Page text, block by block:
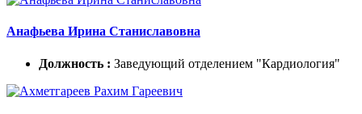
Анафьева Ирина Станиславовна
Должность : Заведующий отделением "Кардиология"